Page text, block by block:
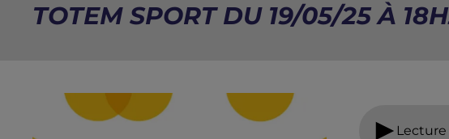
TOTEM SPORT DU 19/05/25 À
Lecture